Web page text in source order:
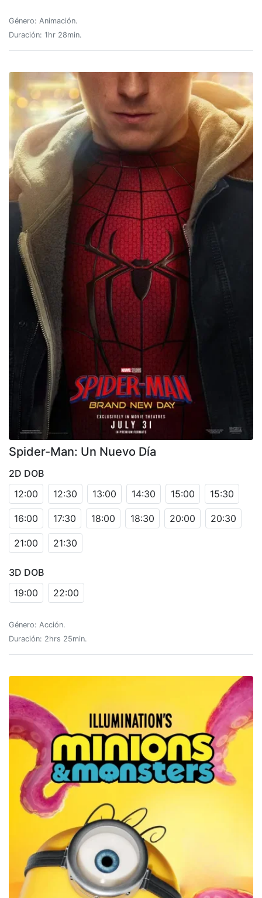
Género: Animación.
Duración: 1hr 28min.
Spider-Man: Un Nuevo Día
2D DOB
12:00
12:30 13:00 14:30 15:00 15:30
16:00 17:30 18:00 18:30 20:00 20:30
21:00 21:30
3D DOB
19:00
22:00
Género: Acción.
Duración: 2hrs 25min.